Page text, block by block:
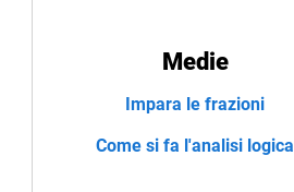
Medie
Impara le frazioni
Come si fa l'analisi logica